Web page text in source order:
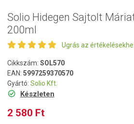
Solio Hidegen Sajtolt
200ml
Ugrás az
Cikkszám: SOL570
EAN: 5997259370570
Gyártó: Solio Kft.
Készleten
2 580 Ft